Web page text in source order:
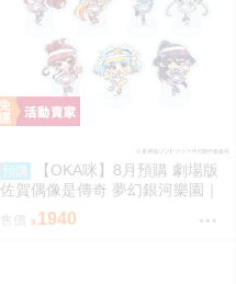
預購
【OKA咪】8月預購 劇場版
佐賀偶像是傳奇 夢幻銀河樂園｜
壓克力迷你立牌 01/全套組(全7
種) 冰淇淋店ver.
售價 1940